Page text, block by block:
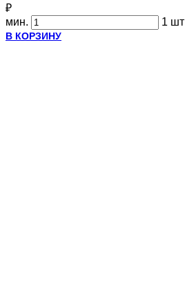
₽
мин.
1 шт
В КОРЗИНУ